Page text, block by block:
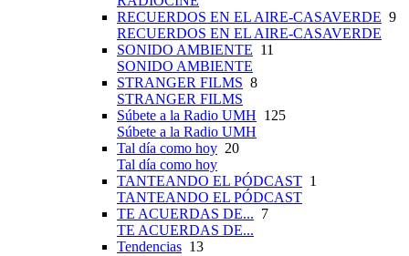
RECUERDOS EN EL AIRE-CASAVERDE 9
RECUERDOS EN EL AIRE-CASAVERDE
SONIDO AMBIENTE 11
SONIDO AMBIENTE
STRANGER FILMS 8
STRANGER FILMS
Súbete a la Radio UMH 125
Súbete a la Radio UMH
Tal día como hoy 20
Tal día como hoy
TANTEANDO EL PÓDCAST 1
TANTEANDO EL PÓDCAST
TE ACUERDAS DE... 7
TE ACUERDAS DE...
Tendencias 13